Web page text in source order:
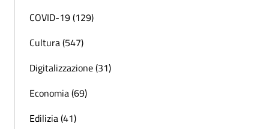
COVID-19 (129)
Cultura (547)
Digitalizzazione (31)
Economia (69)
Edilizia (41)